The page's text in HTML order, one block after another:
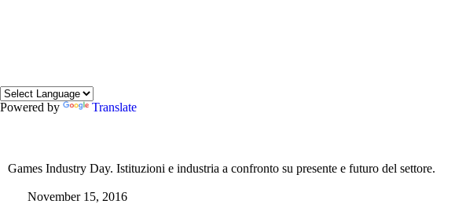
Powered by Translate
Games Industry Day. Istituzioni e industria a confronto su presente e futuro del settore.
November 15, 2016